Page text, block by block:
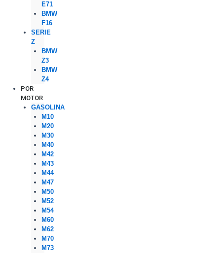
E71
BMW
F16
SERIE
Z
BMW
Z3
BMW
Z4
POR
MOTOR
GASOLINA
M10
M20
M30
M40
M42
M43
M44
M47
M50
M52
M54
M60
M62
M70
M73